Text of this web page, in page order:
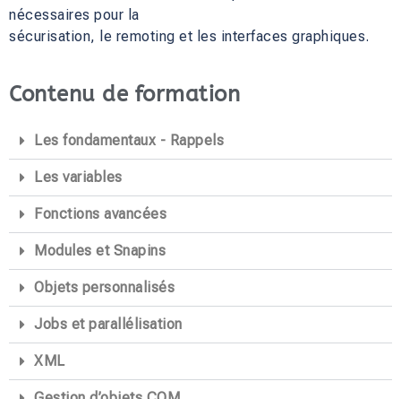
nécessaires pour la
sécurisation, le remoting et les interfaces graphiques.
Contenu de formation
Les fondamentaux - Rappels
Les variables
Fonctions avancées
Modules et Snapins
Objets personnalisés
Jobs et parallélisation
XML